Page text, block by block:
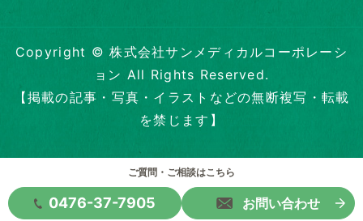
ご質問・ご相談はこちら
0476-37-7905 お問い合わせ
Copyright © 株式会社サンメディカルコーポレーシ
ョン All Rights Reserved.
【掲載の記事・写真・イラストなどの無断複写・転載
を禁じます】